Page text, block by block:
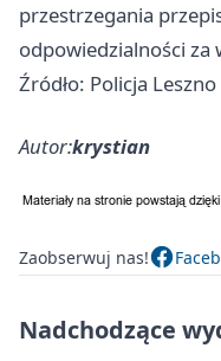
przestrzegania
odpowiedzialności za
Źródło: Policja Leszno
Autor:krystian
Zaobserwuj nas!
Nadchodzące